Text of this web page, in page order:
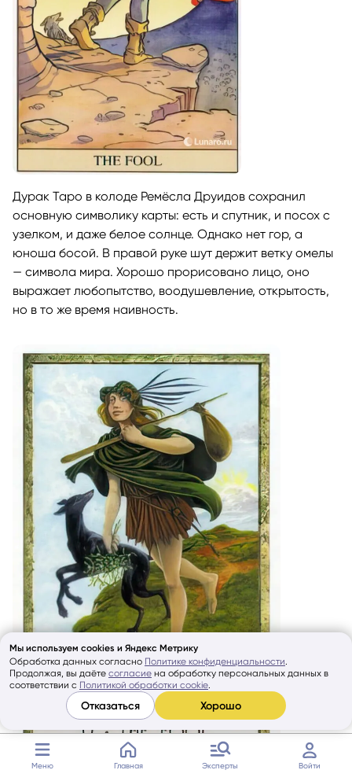
Меню Главная Эксперты Войти
Дурак Таро в колоде Ремёсла Друидов сохранил
основную символику карты: есть и спутник, и посох с
узелком, и даже белое солнце. Однако нет гор, а
юноша босой. В правой руке шут держит ветку омелы
— символа мира. Хорошо прорисовано лицо, оно
выражает любопытство, воодушевление, открытость,
но в то же время наивность.
Мы используем cookies и Яндекс Метрику
Обработка данных согласно Политике конфиденциальности.
Продолжая, вы даёте согласие на обработку персональных данных в
соответствии с Политикой обработки cookie.
Отказаться Хорошо